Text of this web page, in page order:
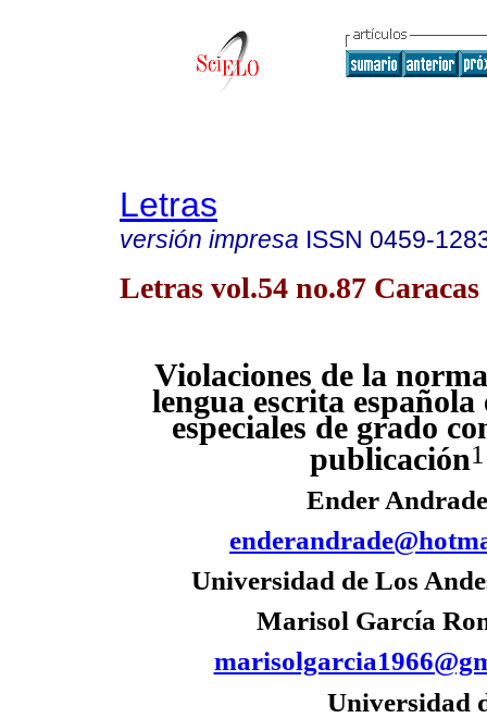
Letras
versión impresa ISSN 0459-
Letras vol.54 no.87 Caracas
Violaciones de la
lengua escrita
especiales de grado
publicación1
Ender Andrade
Universidad de Los
Marisol García
Universidad